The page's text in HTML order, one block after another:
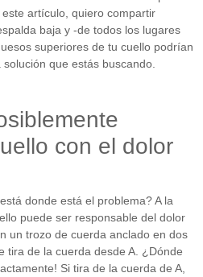
artículo, quiero compartir
baja y -de todos los lugares
superiores de tu cuello podrían
que estás buscando.
con el dolor
donde está el problema? A la
puede ser responsable del dolor
un trozo de cuerda anclado en dos
tira de la cuerda desde A. ¿Dónde
Si tira de la cuerda de A,